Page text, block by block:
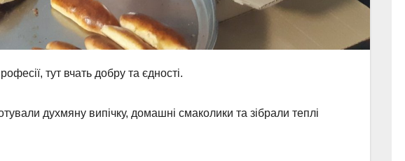
тут вчать добру та єдності.
духмяну випічку, домашні смаколики та зібрали теплі